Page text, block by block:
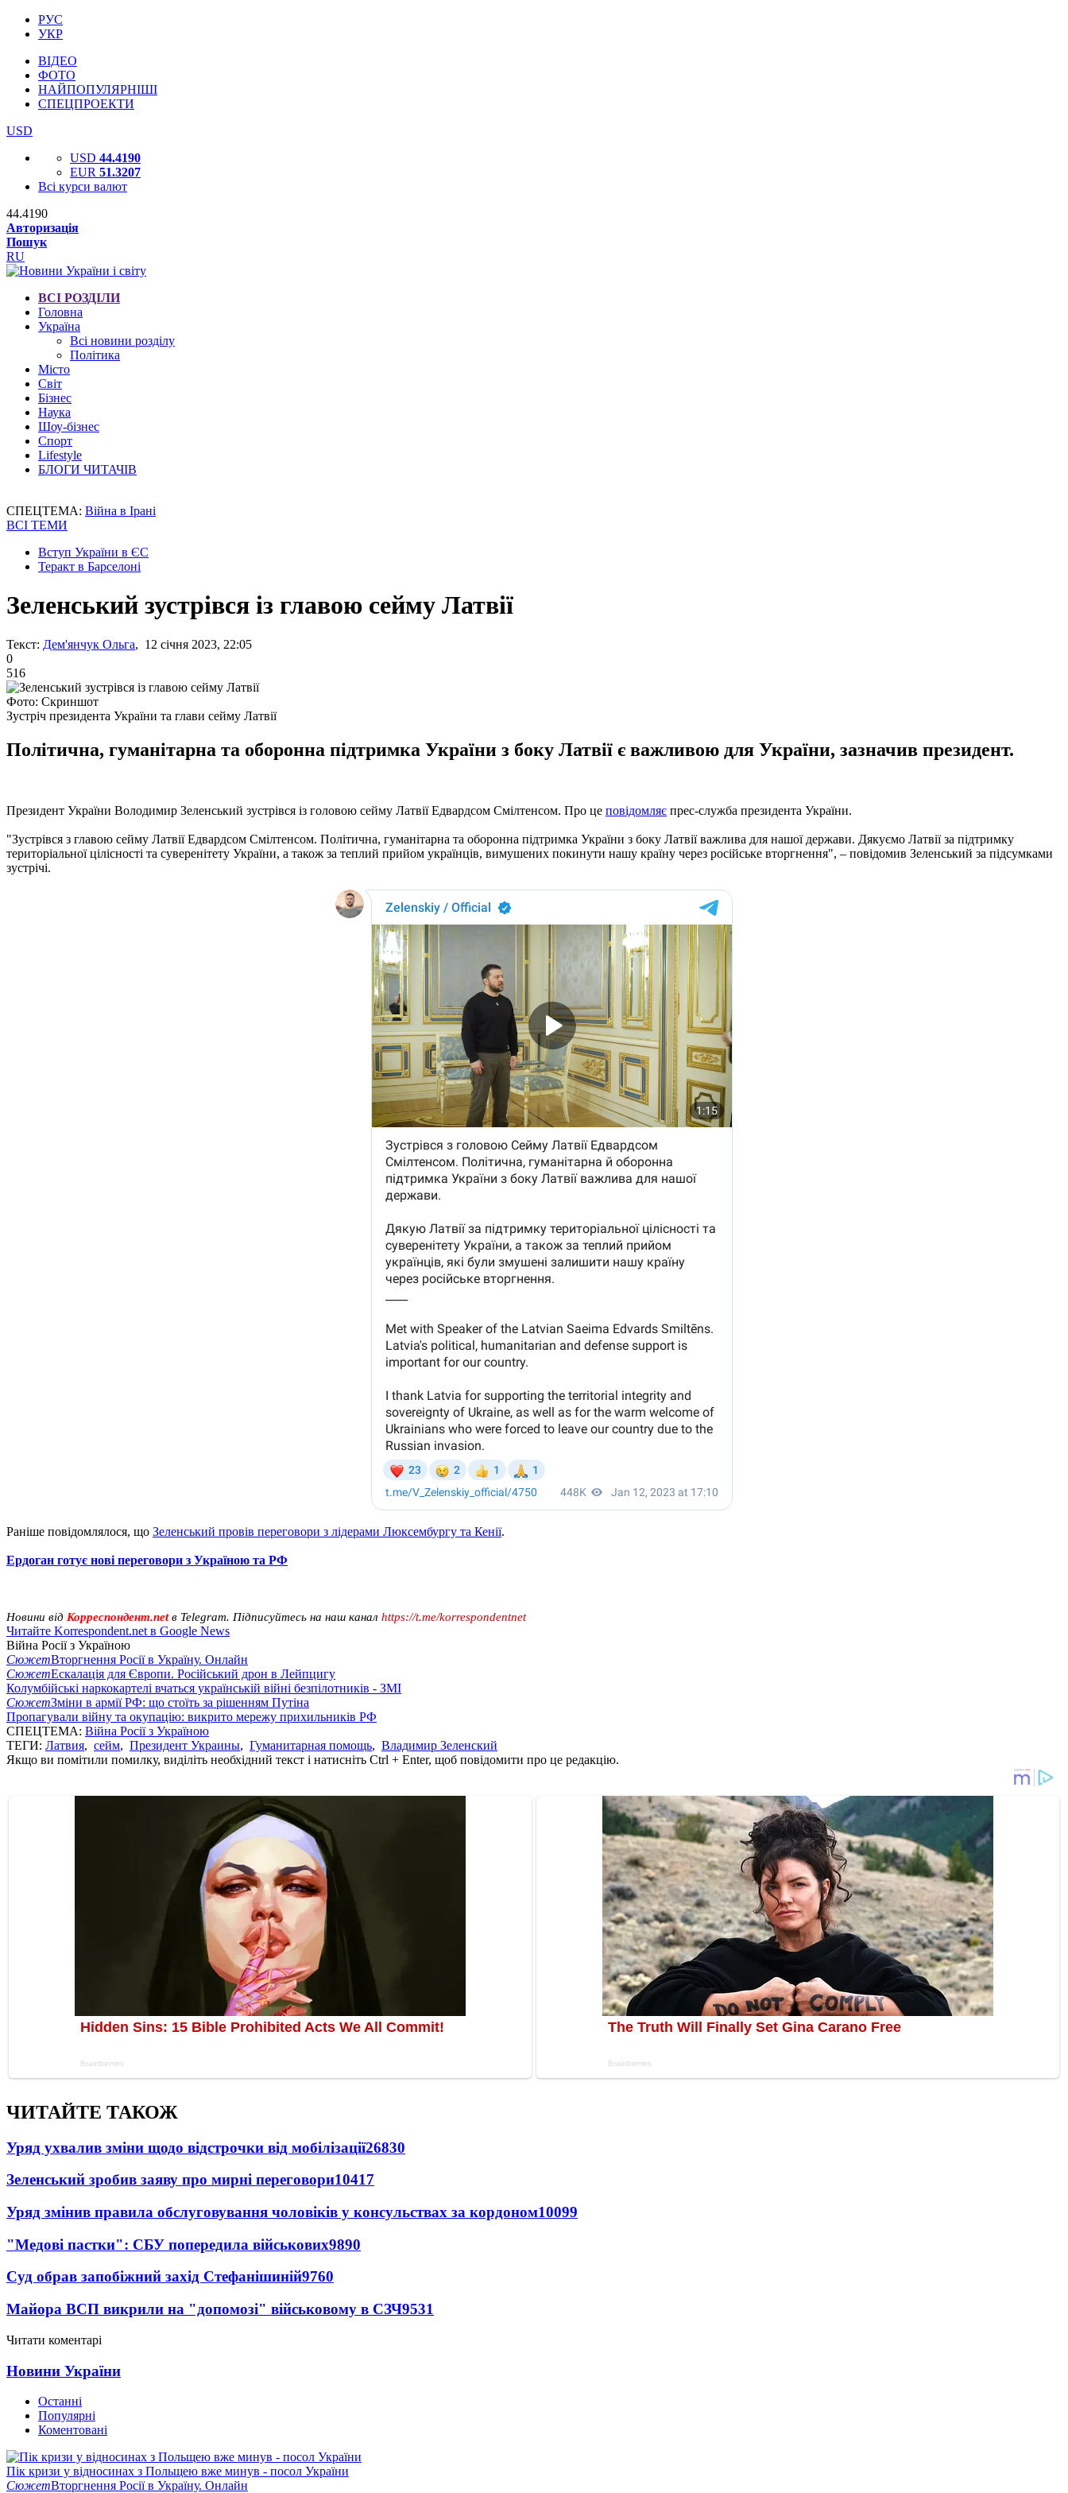
РУС
УКР
ВІДЕО
ФОТО
НАЙПОПУЛЯРНІШІ
СПЕЦПРОЕКТИ
USD
USD 44.4190
EUR 51.3207
Всі курси валют
44.4190
Авторизація
Пошук
RU
ВСІ РОЗДІЛИ
Головна
Україна
Всі новини розділу
Політика
Місто
Світ
Бізнес
Наука
Шоу-бізнес
Спорт
Lifestyle
БЛОГИ ЧИТАЧІВ
СПЕЦТЕМА: Війна в Ірані
ВСІ ТЕМИ
Вступ України в ЄС
Теракт в Барселоні
Зеленський зустрівся із главою сейму Латвії
Текст: Дем'янчук Ольга, 12 січня 2023, 22:05
0
516
Фото: Скриншот
Зустріч президента України та глави сейму Латвії
Політична, гуманітарна та оборонна підтримка України з боку Латвії є важливою для України, зазначив президент.
Президент України Володимир Зеленський зустрівся із головою сейму Латвії Едвардсом Смілтенсом. Про це повідомляє прес-служба президента України.
"Зустрівся з главою сейму Латвії Едвардсом Смілтенсом. Політична, гуманітарна та оборонна підтримка України з боку Латвії важлива для нашої держави. Дякуємо Латвії за підтримку
територіальної цілісності та суверенітету України, а також за теплий прийом українців, вимушених покинути нашу країну через російське вторгнення", – повідомив Зеленський за підсумками
зустрічі.
Раніше повідомлялося, що Зеленський провів переговори з лідерами Люксембургу та Кенії.
Ердоган готує нові переговори з Україною та РФ
Новини від Корреспондент.netв Telegram. Підписуйтесь на наш канал https://t.me/korrespondentnet
Читайте Korrespondent.net в Google News
Війна Росії з Україною
СюжетВторгнення Росії в Україну. Онлайн
СюжетЕскалація для Європи. Російський дрон в Лейпцигу
Колумбійські наркокартелі вчаться українській війні безпілотників - ЗМІ
СюжетЗміни в армії РФ: що стоїть за рішенням Путіна
Пропагували війну та окупацію: викрито мережу прихильників РФ
СПЕЦТЕМА: Війна Росії з Україною
ТЕГИ: Латвия, сейм, Президент Украины, Гуманитарная помощь, Владимир Зеленский
Якщо ви помітили помилку, виділіть необхідний текст і натисніть Ctrl + Enter, щоб повідомити про це редакцію.
ЧИТАЙТЕ ТАКОЖ
Уряд ухвалив зміни щодо відстрочки від мобілізації26830
Зеленський зробив заяву про мирні переговори10417
Уряд змінив правила обслуговування чоловіків у консульствах за кордоном10099
"Медові пастки": СБУ попередила військових9890
Суд обрав запобіжний захід Стефанішиній9760
Майора ВСП викрили на "допомозі" військовому в СЗЧ9531
Читати коментарі
Новини України
Останні
Популярні
Коментовані
Пік кризи у відносинах з Польщею вже минув - посол України
СюжетВторгнення Росії в Україну. Онлайн